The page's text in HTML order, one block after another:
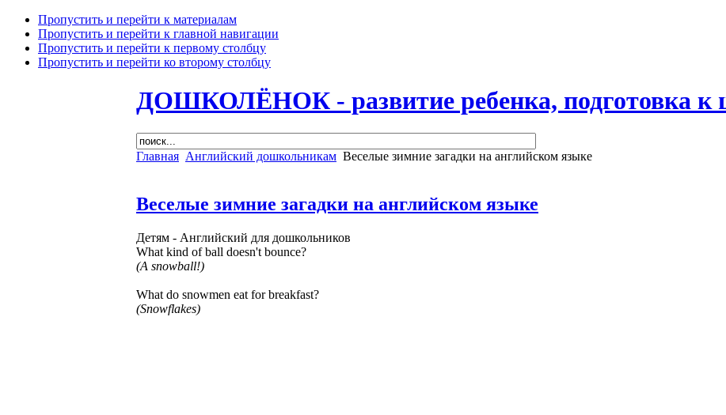
Пропустить и перейти к материалам
Пропустить и перейти к главной навигации
Пропустить и перейти к первому столбцу
Пропустить и перейти ко второму столбцу
ДОШКОЛЁНОК - развитие ребенка, подготовка к
Главная Английский дошкольникам Веселые зимние загадки на английском языке
Веселые зимние загадки на английском языке
Детям - Английский для дошкольников
What kind of ball doesn't bounce?
(A snowball!)
What do snowmen eat for breakfast?
(Snowflakes)